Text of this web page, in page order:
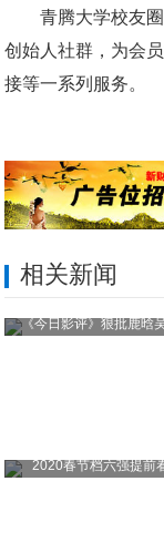
青腾大学校友
创始人社群，为会
接等一系列服务。
相关新闻
《今日影评》狠批鹿晗
2020春节档六强提前